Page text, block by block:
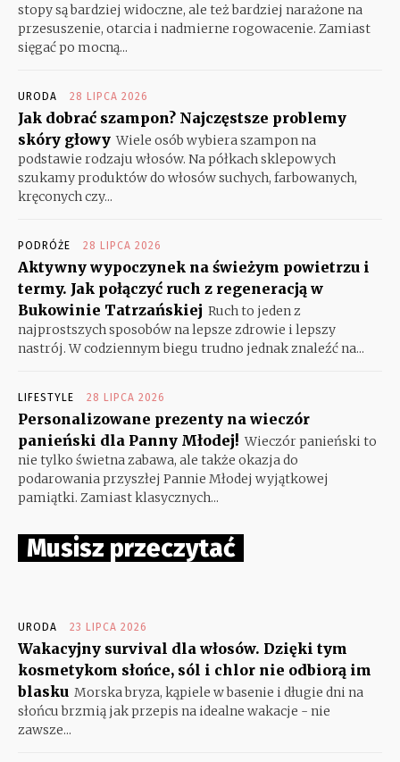
stopy są bardziej widoczne, ale też bardziej narażone na
przesuszenie, otarcia i nadmierne rogowacenie. Zamiast
sięgać po mocną...
URODA 28 LIPCA 2026
Jak dobrać szampon? Najczęstsze problemy
skóry głowy Wiele osób wybiera szampon na
podstawie rodzaju włosów. Na półkach sklepowych
szukamy produktów do włosów suchych, farbowanych,
kręconych czy...
PODRÓŻE 28 LIPCA 2026
Aktywny wypoczynek na świeżym powietrzu i
termy. Jak połączyć ruch z regeneracją w
Bukowinie Tatrzańskiej Ruch to jeden z
najprostszych sposobów na lepsze zdrowie i lepszy
nastrój. W codziennym biegu trudno jednak znaleźć na...
LIFESTYLE 28 LIPCA 2026
Personalizowane prezenty na wieczór
panieński dla Panny Młodej! Wieczór panieński to
nie tylko świetna zabawa, ale także okazja do
podarowania przyszłej Pannie Młodej wyjątkowej
pamiątki. Zamiast klasycznych...
Musisz przeczytać
URODA 23 LIPCA 2026
Wakacyjny survival dla włosów. Dzięki tym
kosmetykom słońce, sól i chlor nie odbiorą im
blasku Morska bryza, kąpiele w basenie i długie dni na
słońcu brzmią jak przepis na idealne wakacje - nie
zawsze...